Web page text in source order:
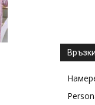
Връзки